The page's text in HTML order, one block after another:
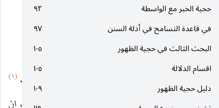
حجية الخبر مع الواسطة
٩٢
في قاعدة التسامح في أدلة السنن
٩٧
البحث الثالث في حجية الظهور
١٠٥
اقسام الدلالة
١٠٥
دليل حجية الظهور
١٠٩
(المسئولية عن المقدّمات قبل الوقت)
(المقدّمة المفوّتة)
اتضح ممّا تقدّم ان المسئولية تجاه مقدمات الواجب(١)